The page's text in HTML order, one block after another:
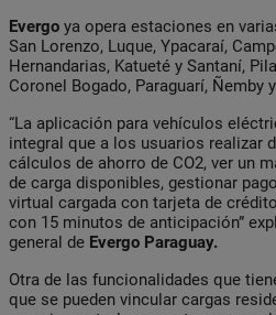
Evergo ya opera estaciones en
San Lorenzo, Luque, Ypacaraí,
Hernandarias, Katueté y Santaní,
Coronel Bogado, Paraguarí, Ñemby
“La aplicación para vehículos
integral que a los usuarios realizar
cálculos de ahorro de CO2, ver un
de carga disponibles, gestionar
virtual cargada con tarjeta de
con 15 minutos de anticipación”
general de Evergo Paraguay.
Otra de las funcionalidades que
que se pueden vincular cargas